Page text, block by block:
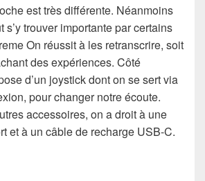
est très différente. Néanmoins
s’y trouver importante par certains
On réussit à les retranscrire, soit
des expériences. Côté
d’un joystick dont on se sert via
pour changer notre écoute.
accessoires, on a droit à une
et à un câble de recharge USB-C.